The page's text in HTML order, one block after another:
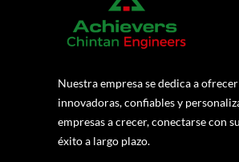
Nuestra empresa se dedica a
innovadoras, confiables y
empresas a crecer, conectarse con
éxito a largo plazo.